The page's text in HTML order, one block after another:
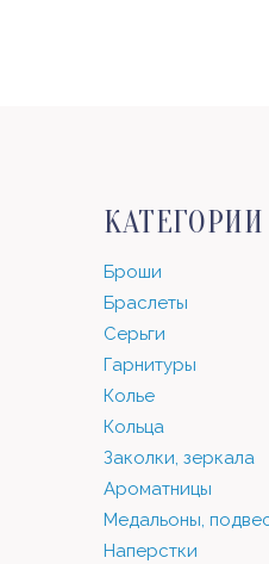
КАТЕГОРИИ
Броши
Браслеты
Серьги
Гарнитуры
Колье
Кольца
Заколки, зеркала
Ароматницы
Медальоны,
Наперстки